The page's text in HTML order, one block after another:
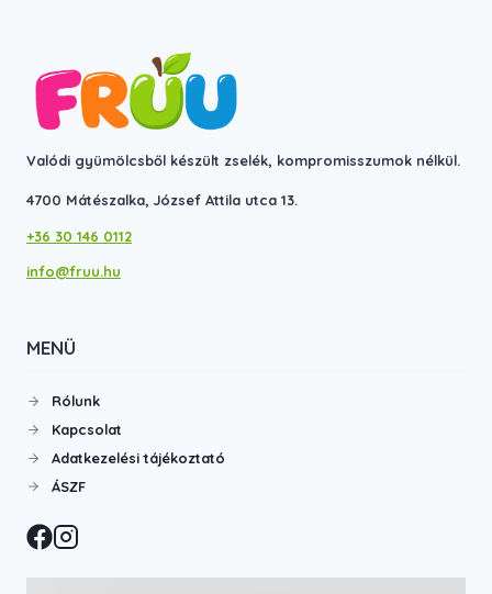
Valódi gyümölcsből készült zselék, kompromisszumok nélkül.
4700 Mátészalka, József Attila utca 13.
+36 30 146 0112
info@fruu.hu
MENÜ
Rólunk
Kapcsolat
Adatkezelési tájékoztató
ÁSZF